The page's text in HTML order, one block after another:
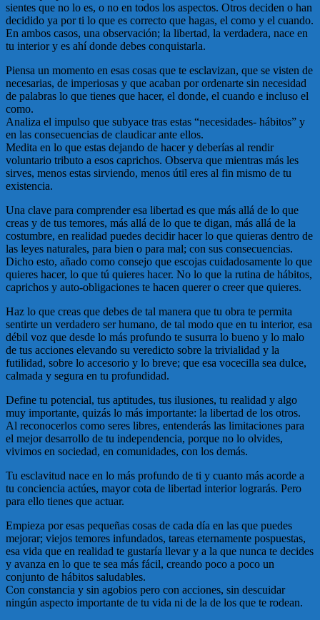
sientes que no lo es, o no en todos los aspectos. Otros deciden o han
decidido ya por ti lo que es correcto que hagas, el como y el cuando.
En ambos casos, una observación; la libertad, la verdadera, nace en
tu interior y es ahí donde debes conquistarla.
Piensa un momento en esas cosas que te esclavizan, que se visten de
necesarias, de imperiosas y que acaban por ordenarte sin necesidad
de palabras lo que tienes que hacer, el donde, el cuando e incluso el
como.
Analiza el impulso que subyace tras estas “necesidades- hábitos” y
en las consecuencias de claudicar ante ellos.
Medita en lo que estas dejando de hacer y deberías al rendir
voluntario tributo a esos caprichos. Observa que mientras más les
sirves, menos estas sirviendo, menos útil eres al fin mismo de tu
existencia.
Una clave para comprender esa libertad es que más allá de lo que
creas y de tus temores, más allá de lo que te digan, más allá de la
costumbre, en realidad puedes decidir hacer lo que quieras dentro de
las leyes naturales, para bien o para mal; con sus consecuencias.
Dicho esto, añado como consejo que escojas cuidadosamente lo que
quieres hacer, lo que tú quieres hacer. No lo que la rutina de hábitos,
caprichos y auto-obligaciones te hacen querer o creer que quieres.
Haz lo que creas que debes de tal manera que tu obra te permita
sentirte un verdadero ser humano, de tal modo que en tu interior, esa
débil voz que desde lo más profundo te susurra lo bueno y lo malo
de tus acciones elevando su veredicto sobre la trivialidad y la
futilidad, sobre lo accesorio y lo breve; que esa vocecilla sea dulce,
calmada y segura en tu profundidad.
Define tu potencial, tus aptitudes, tus ilusiones, tu realidad y algo
muy importante, quizás lo más importante: la libertad de los otros.
Al reconocerlos como seres libres, entenderás las limitaciones para
el mejor desarrollo de tu independencia, porque no lo olvides,
vivimos en sociedad, en comunidades, con los demás.
Tu esclavitud nace en lo más profundo de ti y cuanto más acorde a
tu conciencia actúes, mayor cota de libertad interior lograrás. Pero
para ello tienes que actuar.
Empieza por esas pequeñas cosas de cada día en las que puedes
mejorar; viejos temores infundados, tareas eternamente pospuestas,
esa vida que en realidad te gustaría llevar y a la que nunca te decides
y avanza en lo que te sea más fácil, creando poco a poco un
conjunto de hábitos saludables.
Con constancia y sin agobios pero con acciones, sin descuidar
ningún aspecto importante de tu vida ni de la de los que te rodean.